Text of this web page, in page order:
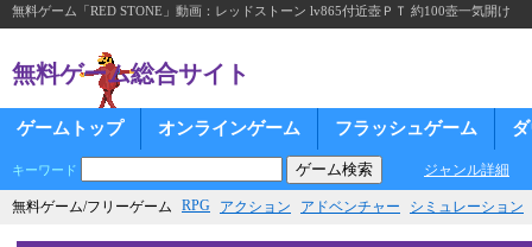
無料ゲーム「RED STONE」動画：レッドストーン lv865付近壺ＰＴ 約100壺一気開け
無料ゲーム総合サイト
ゲームトップ オンラインゲーム フラッシュゲーム
キーワード ジャンル詳細
無料ゲーム/フリーゲーム RPG アクション アドベンチャー シミュレーション